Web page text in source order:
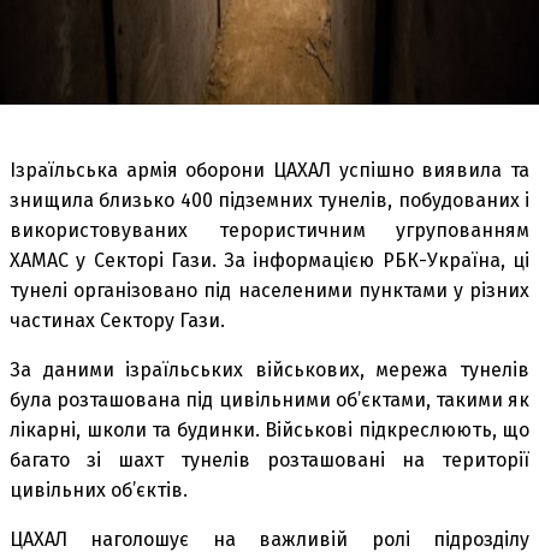
Ізраїльська армія оборони ЦАХАЛ успішно виявила та
знищила близько 400 підземних тунелів, побудованих і
використовуваних терористичним угрупованням
ХАМАС у Секторі Гази. За інформацією РБК-Україна, ці
тунелі організовано під населеними пунктами у різних
частинах Сектору Гази.
За даними ізраїльських військових, мережа тунелів
була розташована під цивільними об’єктами, такими як
лікарні, школи та будинки. Військові підкреслюють, що
багато зі шахт тунелів розташовані на території
цивільних об’єктів.
ЦАХАЛ наголошує на важливій ролі підрозділу